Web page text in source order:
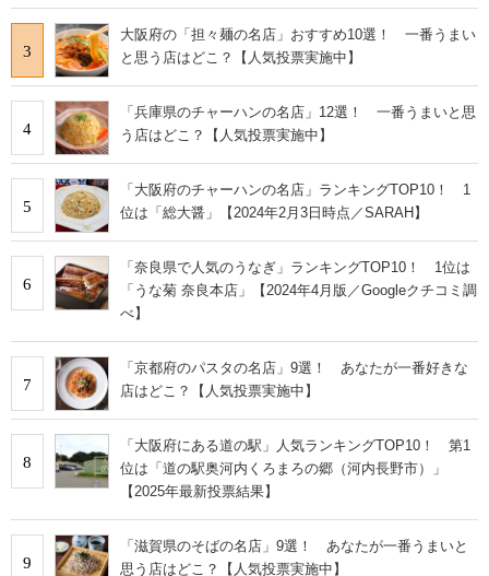
3
大阪府の「担々麺の名店」おすすめ10選！ 一番うまい
と思う店はどこ？【人気投票実施中】
4
「兵庫県のチャーハンの名店」12選！ 一番うまいと思
う店はどこ？【人気投票実施中】
5
「大阪府のチャーハンの名店」ランキングTOP10！ 1
位は「総大醤」【2024年2月3日時点／SARAH】
6
「奈良県で人気のうなぎ」ランキングTOP10！ 1位は
「うな菊 奈良本店」【2024年4月版／Googleクチコミ調
べ】
7
「京都府のパスタの名店」9選！ あなたが一番好きな
店はどこ？【人気投票実施中】
8
「大阪府にある道の駅」人気ランキングTOP10！ 第1
位は「道の駅奥河内くろまろの郷（河内長野市）」
【2025年最新投票結果】
9
「滋賀県のそばの名店」9選！ あなたが一番うまいと
思う店はどこ？【人気投票実施中】